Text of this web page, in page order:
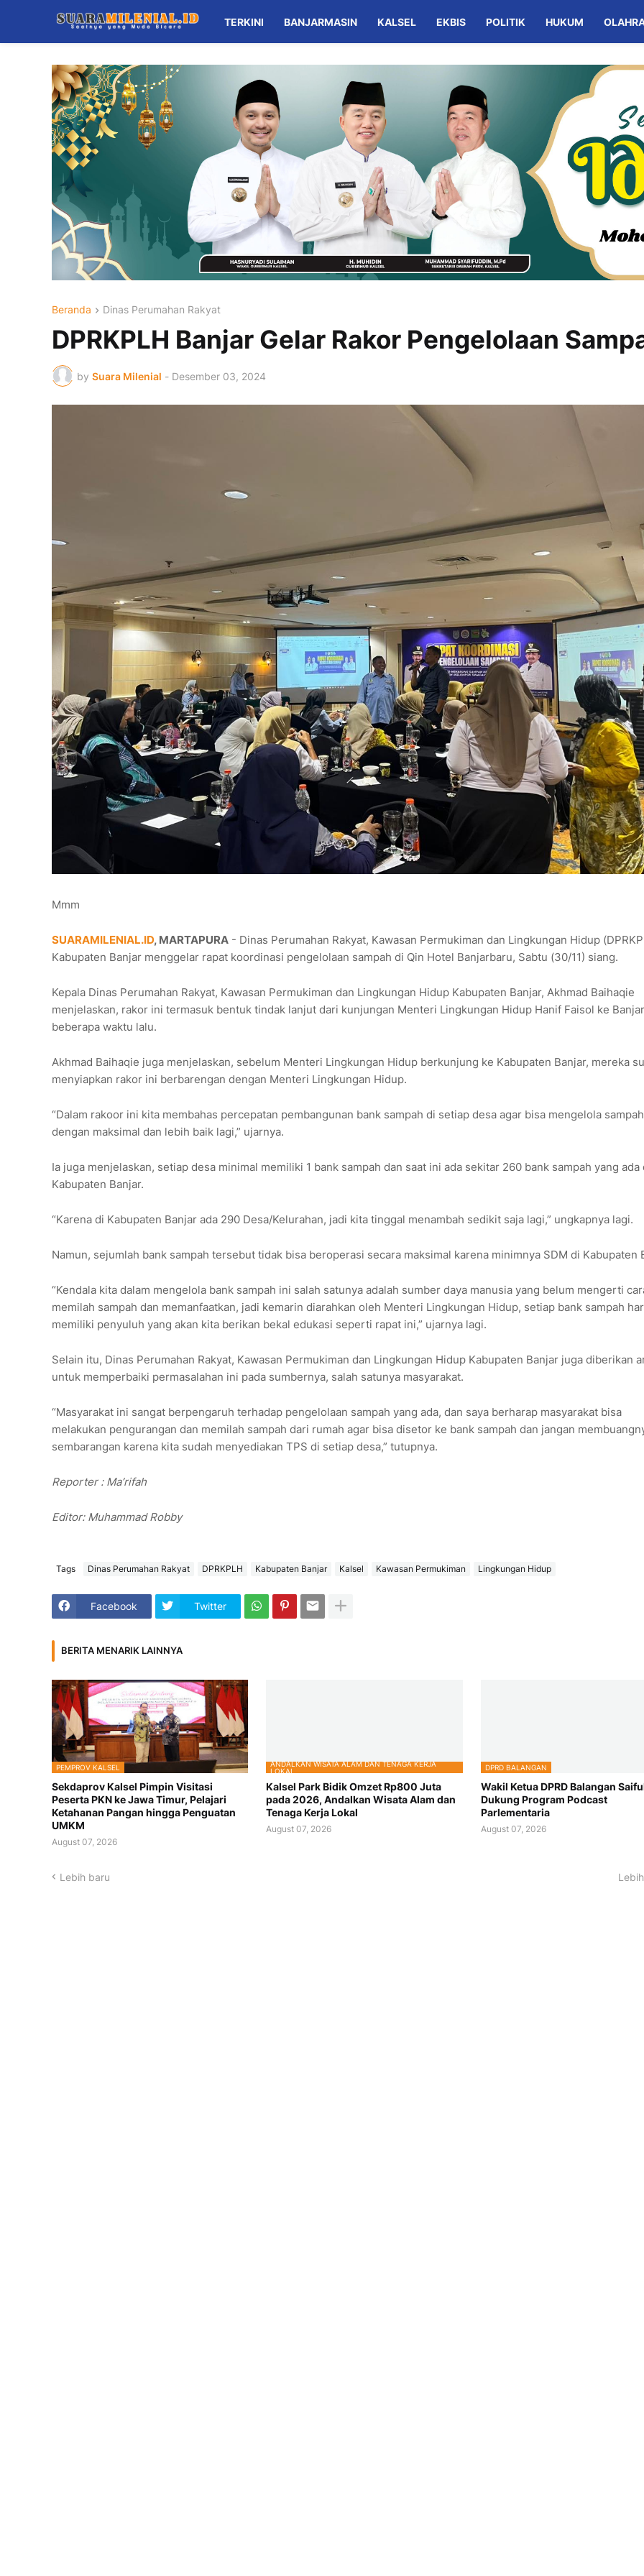
TERKINI BANJARMASIN KALSEL EKBIS POLITIK HUKUM
Beranda Dinas Perumahan Rakyat
DPRKPLH Banjar Gelar Rakor Pengelolaan
by Suara Milenial - Desember 03, 2024
Mmm
SUARAMILENIAL.ID, MARTAPURA - Dinas Perumahan Rakyat, Kawasan Permukiman dan Lingkungan Hidup
Kabupaten Banjar menggelar rapat koordinasi pengelolaan sampah di Qin Hotel Banjarbaru, Sabtu (30/11) siang.
Kepala Dinas Perumahan Rakyat, Kawasan Permukiman dan Lingkungan Hidup Kabupaten Banjar, Akhmad Baihaqie
menjelaskan, rakor ini termasuk bentuk tindak lanjut dari kunjungan Menteri Lingkungan Hidup Hanif Faisol ke Banjar
beberapa waktu lalu.
Akhmad Baihaqie juga menjelaskan, sebelum Menteri Lingkungan Hidup berkunjung ke Kabupaten Banjar, mereka
menyiapkan rakor ini berbarengan dengan Menteri Lingkungan Hidup.
“Dalam rakoor ini kita membahas percepatan pembangunan bank sampah di setiap desa agar bisa mengelola sampah
dengan maksimal dan lebih baik lagi,” ujarnya.
Ia juga menjelaskan, setiap desa minimal memiliki 1 bank sampah dan saat ini ada sekitar 260 bank sampah yang ada
Kabupaten Banjar.
“Karena di Kabupaten Banjar ada 290 Desa/Kelurahan, jadi kita tinggal menambah sedikit saja lagi,” ungkapnya lagi.
Namun, sejumlah bank sampah tersebut tidak bisa beroperasi secara maksimal karena minimnya SDM di Kabupaten
“Kendala kita dalam mengelola bank sampah ini salah satunya adalah sumber daya manusia yang belum mengerti
memilah sampah dan memanfaatkan, jadi kemarin diarahkan oleh Menteri Lingkungan Hidup, setiap bank sampah
memiliki penyuluh yang akan kita berikan bekal edukasi seperti rapat ini,” ujarnya lagi.
Selain itu, Dinas Perumahan Rakyat, Kawasan Permukiman dan Lingkungan Hidup Kabupaten Banjar juga diberikan
untuk memperbaiki permasalahan ini pada sumbernya, salah satunya masyarakat.
“Masyarakat ini sangat berpengaruh terhadap pengelolaan sampah yang ada, dan saya berharap masyarakat bisa
melakukan pengurangan dan memilah sampah dari rumah agar bisa disetor ke bank sampah dan jangan
sembarangan karena kita sudah menyediakan TPS di setiap desa,” tutupnya.
Reporter : Ma’rifah
Editor: Muhammad Robby
Tags Dinas Perumahan Rakyat DPRKPLH Kabupaten Banjar Kalsel Kawasan Permukiman Lingkungan Hidup
Facebook Twitter
BERITA MENARIK LAINNYA
PEMPROV KALSEL
Sekdaprov Kalsel Pimpin Visitasi
Peserta PKN ke Jawa Timur, Pelajari
Ketahanan Pangan hingga Penguatan
UMKM
August 07, 2026
ANDALKAN WISATA ALAM DAN TENAGA KERJA
LOKAL
Kalsel Park Bidik Omzet Rp800 Juta
pada 2026, Andalkan Wisata Alam dan
Tenaga Kerja Lokal
August 07, 2026
DPRD BALANGAN
Wakil Ketua DPRD Balangan
Dukung Program Podcast
Parlementaria
August 07, 2026
Lebih baru